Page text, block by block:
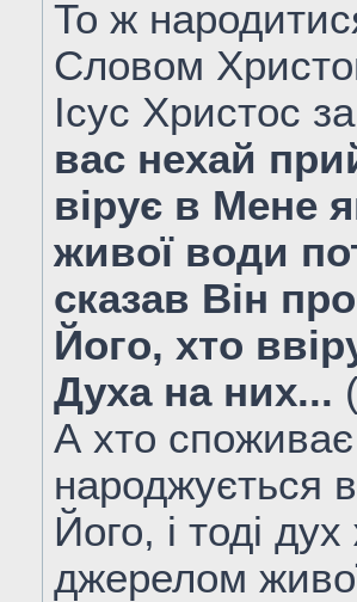
То ж
Словом
Ісус Христос
вас нехай
вірує в Мене
живої води
сказав Він
Його, хто
Духа на них...
А хто
народжується
Його, і тоді
джерелом